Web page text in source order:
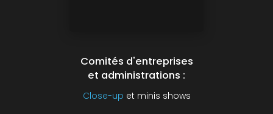
Comités d'entreprises
et administrations :
Close-up et minis shows